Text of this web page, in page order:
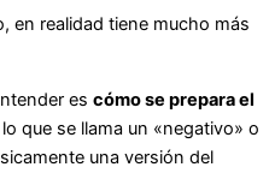
en realidad tiene mucho más
es cómo se prepara el
que se llama un «negativo» o
una versión del